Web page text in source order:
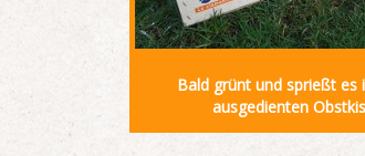
Bald grünt und sprießt es
ausgedienten